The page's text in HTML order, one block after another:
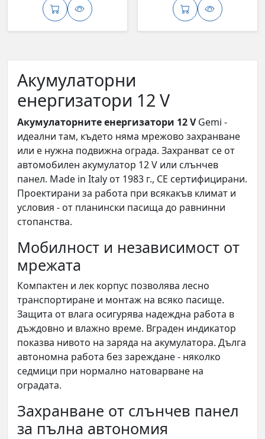
Акумулаторни
енергизатори 12 V
Акумулаторните енергизатори 12 VGemi -
идеални там, където няма мрежово захранване
или е нужна подвижна ограда. Захранват се от
автомобилен акумулатор 12 V или слънчев
панел. Made in Italy от 1983 г., CE сертифицирани.
Проектирани за работа при всякакъв климат и
условия - от планински пасища до равнинни
стопанства.
Мобилност и независимост от
мрежата
Компактен и лек корпус позволява лесно
транспортиране и монтаж на всяко пасище.
Защита от влага осигурява надеждна работа в
дъждовно и влажно време. Вграден индикатор
показва нивото на заряда на акумулатора. Дълга
автономна работа без зареждане - няколко
седмици при нормално натоварване на
оградата.
Захранване от слънчев панел
за пълна автономия